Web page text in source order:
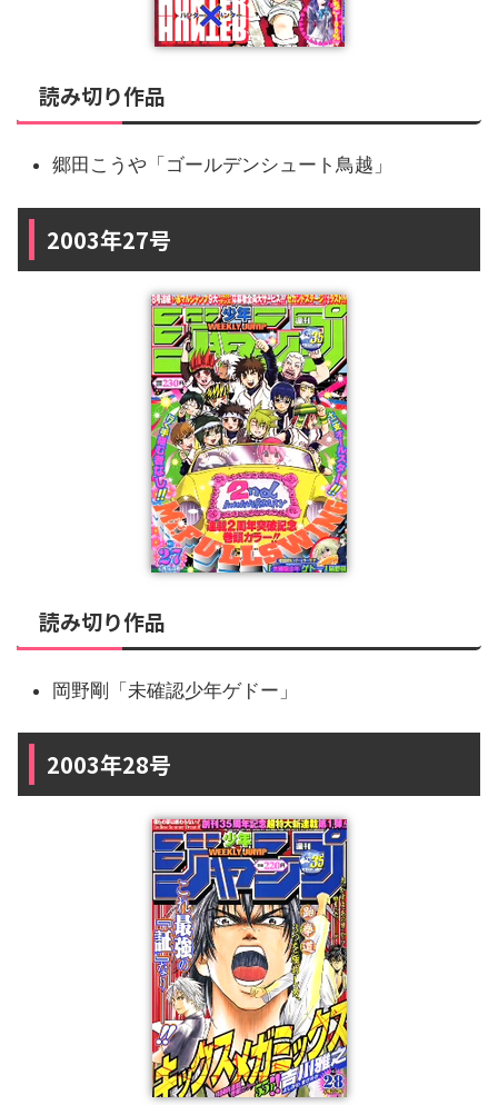
読み切り作品
郷田こうや「ゴールデンシュート鳥越」
2003年27号
読み切り作品
岡野剛「未確認少年ゲドー」
2003年28号